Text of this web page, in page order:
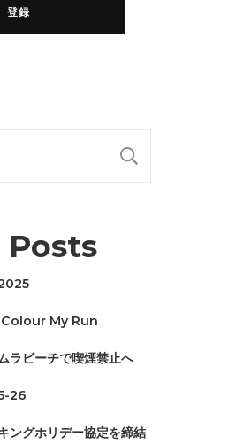
Posts
Colour My Run
ラビーチで喫煙禁止へ
26
ングホリデー協定を締結